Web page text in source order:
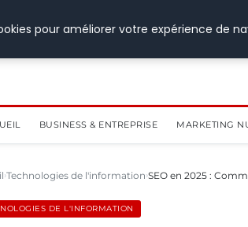
BUSINESS & ENTREPRISE MARKETING
Technologies de l'information SEO en 2025 :
DE L'INFORMATION
pour améliorer votre expérience de